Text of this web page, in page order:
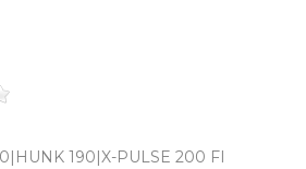
190|X-PULSE 200 FI